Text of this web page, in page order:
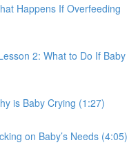
Happens If Overfeeding
2: What to Do If Baby
is Baby Crying (1:27)
on Baby’s Needs (4:05)